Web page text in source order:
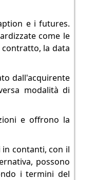
e i futures.
come le
la data
dall'acquirente
modalità di
e offrono la
contanti, con il
possono
i termini del